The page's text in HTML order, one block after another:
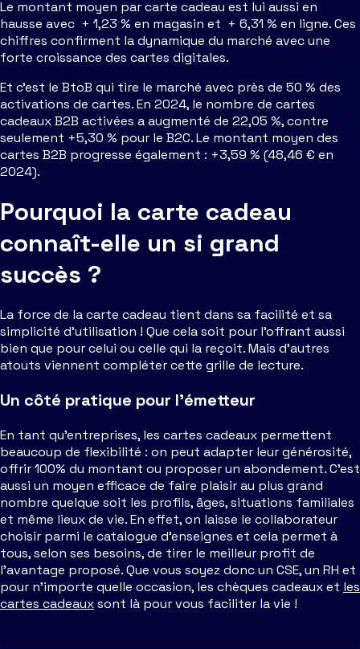
Le montant moyen par carte cadeau est lui aussi en
hausse avec + 1,23 % en magasin et + 6,31 % en ligne. Ces
chiffres confirment la dynamique du marché avec une
forte croissance des cartes digitales.
Et c’est le BtoB qui tire le marché avec près de 50 % des
activations de cartes. En 2024, le nombre de cartes
cadeaux B2B activées a augmenté de 22,05 %, contre
seulement +5,30 % pour le B2C. Le montant moyen des
cartes B2B progresse également : +3,59 % (48,46 € en
2024).
Pourquoi la carte cadeau
connaît-elle un si grand
succès ?
La force de la carte cadeau tient dans sa facilité et sa
simplicité d’utilisation ! Que cela soit pour l’offrant aussi
bien que pour celui ou celle qui la reçoit. Mais d’autres
atouts viennent compléter cette grille de lecture.
Un côté pratique pour l’émetteur
En tant qu’entreprises, les cartes cadeaux permettent
beaucoup de flexibilité : on peut adapter leur générosité,
offrir 100% du montant ou proposer un abondement. C’est
aussi un moyen efficace de faire plaisir au plus grand
nombre quelque soit les profils, âges, situations familiales
et même lieux de vie. En effet, on laisse le collaborateur
choisir parmi le catalogue d’enseignes et cela permet à
tous, selon ses besoins, de tirer le meilleur profit de
l’avantage proposé. Que vous soyez donc un CSE, un RH et
pour n’importe quelle occasion, les chèques cadeaux et les
cartes cadeauxsont là pour vous faciliter la vie !